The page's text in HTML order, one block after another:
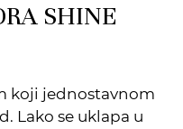
SHINE
koji jednostavnom
Lako se uklapa u